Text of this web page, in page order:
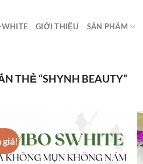
WHITE GIỚI THIỆU SẢN PHẨM
THẺ “SHYNH BEAUTY”
giá!